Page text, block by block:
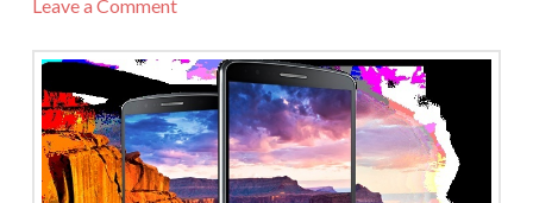
Leave a Comment